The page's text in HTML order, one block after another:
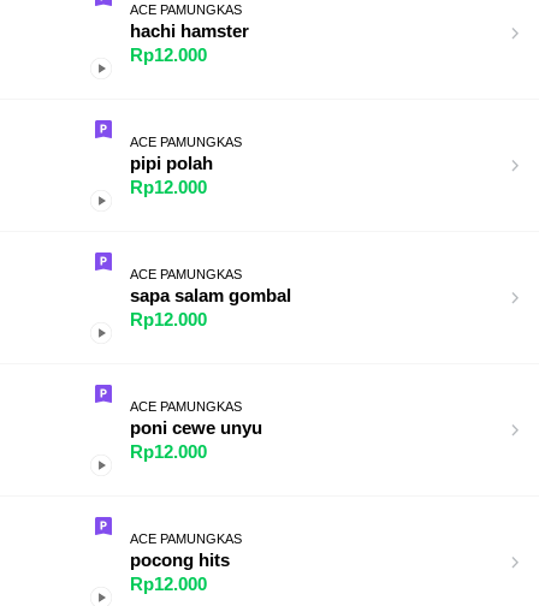
ACE PAMUNGKAS
hachi hamster
Rp12.000
ACE PAMUNGKAS
pipi polah
Rp12.000
ACE PAMUNGKAS
sapa salam gombal
Rp12.000
ACE PAMUNGKAS
poni cewe unyu
Rp12.000
ACE PAMUNGKAS
pocong hits
Rp12.000